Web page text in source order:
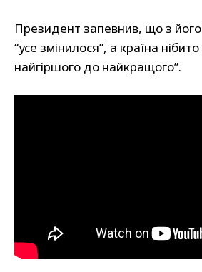
Президент запевнив, що з
“усе змінилося”, а країна
найгіршого до найкращого”.